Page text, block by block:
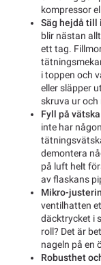
kompressor
Säg hejdå till
blir nästan
ett tag.
i toppen och
eller släpper
skruva ur och
Fyll på
inte har
demontera
på luft helt
av flaskans
Mikro-
ventilhatten
däcktrycket i
roll? Det är
nageln på en
Robusthet